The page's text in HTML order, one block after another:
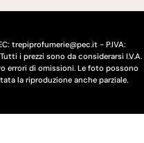
trepiprofumerie@pec.it - P.IVA:
i prezzi sono da considerarsi I.V.A.
errori di omissioni. Le foto possono
la riproduzione anche parziale.